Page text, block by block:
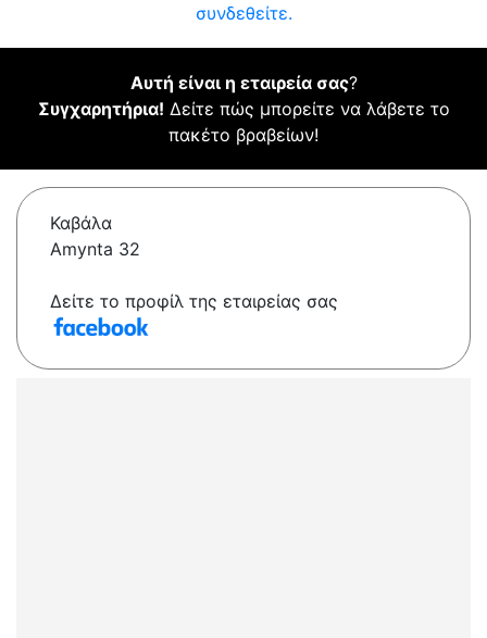
συνδεθείτε.
Αυτή είναι η εταιρεία σας?
Συγχαρητήρια! Δείτε πώς μπορείτε να λάβετε το
πακέτο βραβείων!
Καβάλα
Amynta 32
Δείτε το προφίλ της εταιρείας σας